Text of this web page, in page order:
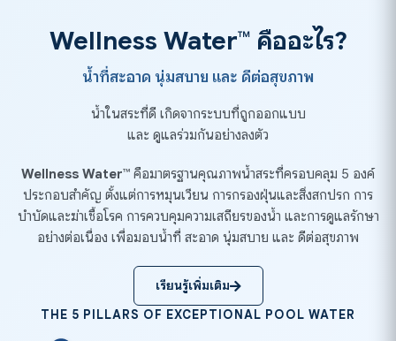
Wellness Water™ คืออะไร?
น้ำที่สะอาด นุ่มสบาย และ ดีต่อสุขภาพ
น้ำในสระที่ดี เกิดจากระบบที่ถูกออกแบบ
และ ดูแลร่วมกันอย่างลงตัว
Wellness Water™ คือมาตรฐานคุณภาพน้ำสระที่ครอบคลุม 5 องค์
ประกอบสำคัญ ตั้งแต่การหมุนเวียน การกรองฝุ่นและสิ่งสกปรก การ
บำบัดและฆ่าเชื้อโรค การควบคุมความเสถียรของน้ำ และการดูแลรักษา
อย่างต่อเนื่อง เพื่อมอบน้ำที่ สะอาด นุ่มสบาย และ ดีต่อสุขภาพ
เรียนรู้เพิ่มเติม
THE 5 PILLARS OF EXCEPTIONAL POOL WATER